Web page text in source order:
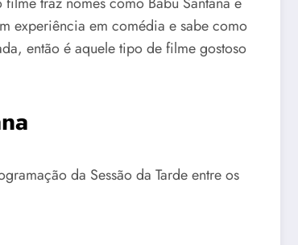
experiência em comédia e sabe como
então é aquele tipo de filme gostoso
da Sessão da Tarde entre os